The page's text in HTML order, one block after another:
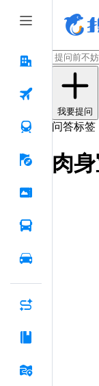
我要提问
问答标签
肉